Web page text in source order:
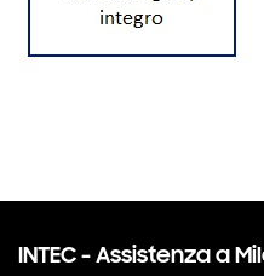
INTEC - Assistenza a